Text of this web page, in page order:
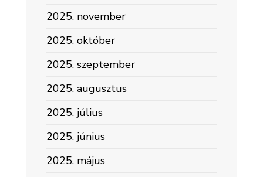
2025. november
2025. október
2025. szeptember
2025. augusztus
2025. július
2025. június
2025. május